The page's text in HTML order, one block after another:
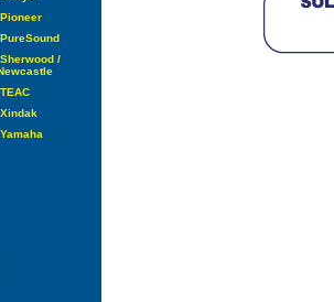
Pioneer
PureSound
Sherwood /
TEAC
Xindak
Yamaha